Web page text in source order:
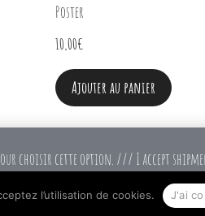
choisir cette option. /// I accept
option.Ignorer
Poster
10,00€
Ajouter au panier
l’utilisation de cookies. J'ai